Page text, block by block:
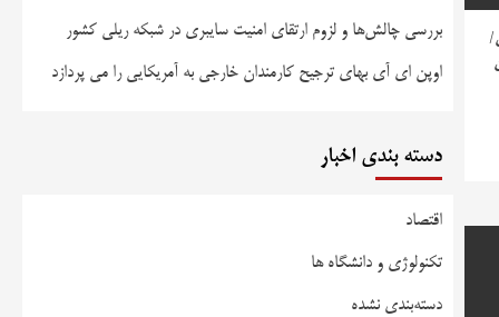
بررسی چالش‌ها و لزوم ارتقای امنیت سایبری در شبکه ریلی کشور
اوپن ای آی بهای ترجیح کارمندان خارجی به آمریکایی را می پردازد
دسته بندی اخبار
اقتصاد
تکنولوژی و دانشگاه ها
دسته‌بندی نشده